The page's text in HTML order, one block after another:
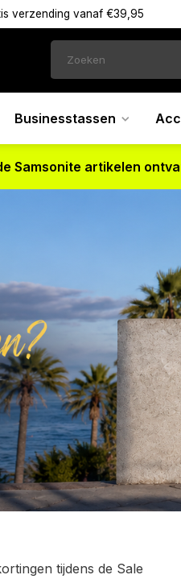
Gratis retourneren binnen
Businesstassen
Samsonite artikelen
tijdens de Sale